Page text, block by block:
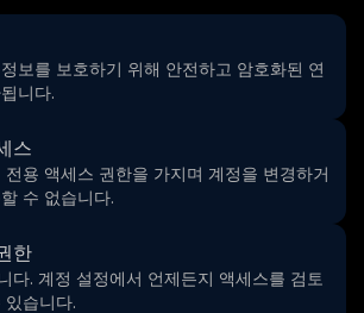
보를 보호하기 위해 안전하고 암호화된 연
니다.
스
전용 액세스 권한을 가지며 계정을 변경하거
수 없습니다.
한
다. 계정 설정에서 언제든지 액세스를 검토
습니다.